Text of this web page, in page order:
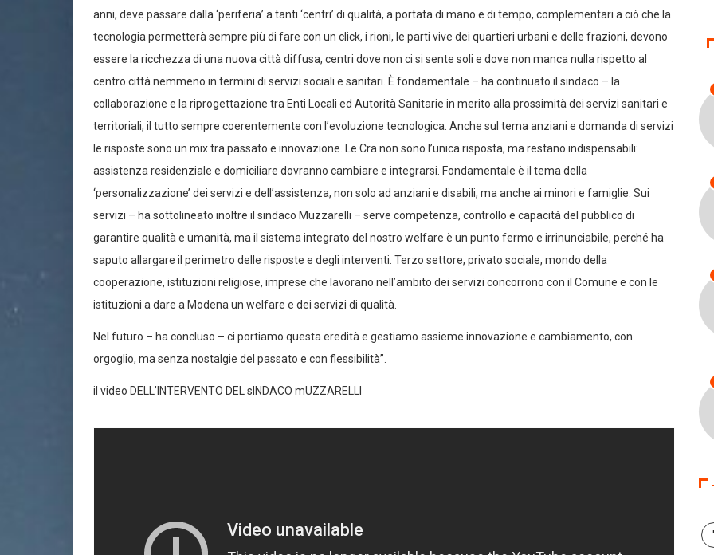
anni, deve passare dalla ‘periferia’ a tanti ‘centri’ di qualità, a portata di mano e di tempo, complementari a ciò che la
tecnologia permetterà sempre più di fare con un click, i rioni, le parti vive dei quartieri urbani e delle frazioni, devono
essere la ricchezza di una nuova città diffusa, centri dove non ci si sente soli e dove non manca nulla rispetto al
centro città nemmeno in termini di servizi sociali e sanitari. È fondamentale – ha continuato il sindaco – la
collaborazione e la riprogettazione tra Enti Locali ed Autorità Sanitarie in merito alla prossimità dei servizi sanitari e
territoriali, il tutto sempre coerentemente con l’evoluzione tecnologica. Anche sul tema anziani e domanda di servizi
le risposte sono un mix tra passato e innovazione. Le Cra non sono l’unica risposta, ma restano indispensabili:
assistenza residenziale e domiciliare dovranno cambiare e integrarsi. Fondamentale è il tema della
‘personalizzazione’ dei servizi e dell’assistenza, non solo ad anziani e disabili, ma anche ai minori e famiglie. Sui
servizi – ha sottolineato inoltre il sindaco Muzzarelli – serve competenza, controllo e capacità del pubblico di
garantire qualità e umanità, ma il sistema integrato del nostro welfare è un punto fermo e irrinunciabile, perché ha
saputo allargare il perimetro delle risposte e degli interventi. Terzo settore, privato sociale, mondo della
cooperazione, istituzioni religiose, imprese che lavorano nell’ambito dei servizi concorrono con il Comune e con le
istituzioni a dare a Modena un welfare e dei servizi di qualità.
Nel futuro – ha concluso – ci portiamo questa eredità e gestiamo assieme innovazione e cambiamento, con
orgoglio, ma senza nostalgie del passato e con flessibilità”.
il video DELL’INTERVENTO DEL sINDACO mUZZARELLI